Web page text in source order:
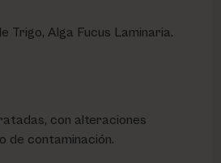
Trigo, Alga Fucus Laminaria.
con alteraciones
de contaminación.